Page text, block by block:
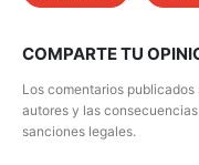
COMPARTE TU
Los comentarios
autores y las
sanciones legales.